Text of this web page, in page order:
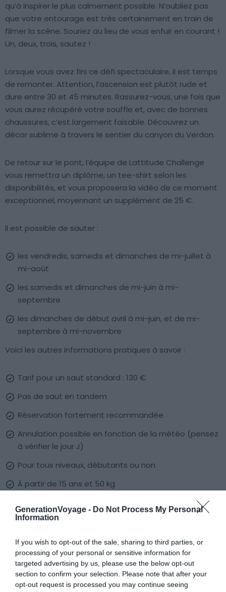
GenerationVoyage - Do Not Process My Personal
Information
If you wish to opt-out of the sale, sharing to third parties, or
processing of your personal or sensitive information for
targeted advertising by us, please use the below opt-out
section to confirm your selection. Please note that after your
opt-out request is processed you may continue seeing
qu’à inspirer le plus calmement possible. N’oubliez pas
que votre entourage est très certainement en train de
filmer la scène. Souriez au lieu de vous enfuir en courant !
Un, deux, trois, sautez !
Lorsque vous avez fini ce défi spectaculaire, il est temps
de remonter. Attention, l’ascension est plutôt rude et
dure entre 30 et 45 minutes. Rassurez-vous, une fois que
vous aurez récupéré votre souffle et, avec de bonnes
chaussures, c’est largement faisable. Découvrez un
décor sublime à travers le sentier du canyon du Verdon.
De retour sur le pont, l’équipe de Lattitude Challenge
vous remettra un diplôme, un tee-shirt selon les
disponibilités, et vous proposera la vidéo de ce moment
exceptionnel, moyennant un supplément de 25 €.
Il est possible de sauter :
les vendredis, samedis et dimanches de mi-juillet à
mi-août
les samedis et dimanches de mi-juin à mi-
septembre
les dimanches de début avril à mi-juin, et de mi-
septembre à mi-novembre
Voici les autres informations pratiques à savoir :
Tarif pour un saut standard : 130 €
Pas de saut en tandem
Réservation fortement recommandée
Annulation possible en fonction de la météo (pensez
à vérifier le jour J)
Pour tous niveaux, débutants ou non
À partir de 15 ans et 50 kg
Un certificat médical est demandé pour les plus de
55 ans
place
Prévoir un sac à dos avec de l’eau, des bonnes
chaussures et un chapeau en cas de fortes chaleurs